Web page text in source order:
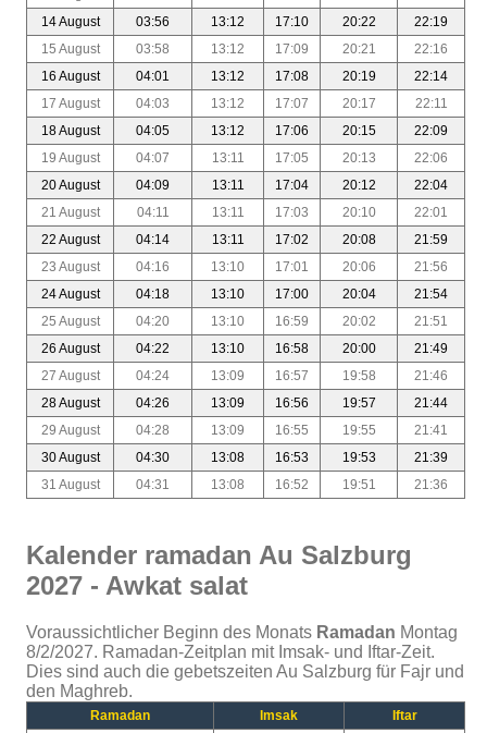
14 August
03:56 13:12 17:10 20:22
22:19
15 August
03:58 13:12 17:09 20:21
22:16
16 August
04:01 13:12 17:08 20:19
22:14
17 August
04:03 13:12 17:07 20:17
22:11
18 August
04:05 13:12 17:06 20:15
22:09
19 August
04:07 13:11 17:05 20:13
22:06
20 August
04:09 13:11 17:04 20:12
22:04
21 August
04:11 13:11 17:03 20:10
22:01
22 August
04:14 13:11 17:02 20:08
21:59
23 August
04:16 13:10 17:01 20:06
21:56
24 August
04:18 13:10 17:00 20:04
21:54
25 August
04:20 13:10 16:59 20:02
21:51
26 August
04:22 13:10 16:58 20:00
21:49
27 August
04:24 13:09 16:57 19:58
21:46
28 August
04:26 13:09 16:56 19:57
21:44
29 August
04:28 13:09 16:55 19:55
21:41
30 August
04:30 13:08 16:53 19:53
21:39
31 August
04:31 13:08 16:52 19:51 21:36
Kalender ramadan Au Salzburg
2027 - Awkat salat
Voraussichtlicher Beginn des Monats Ramadan Montag
8/2/2027. Ramadan-Zeitplan mit Imsak- und Iftar-Zeit.
Dies sind auch die gebetszeiten Au Salzburg für Fajr und
den Maghreb.
Ramadan Imsak
Iftar